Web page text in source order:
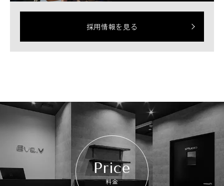
採用情報を見る
Price
料金